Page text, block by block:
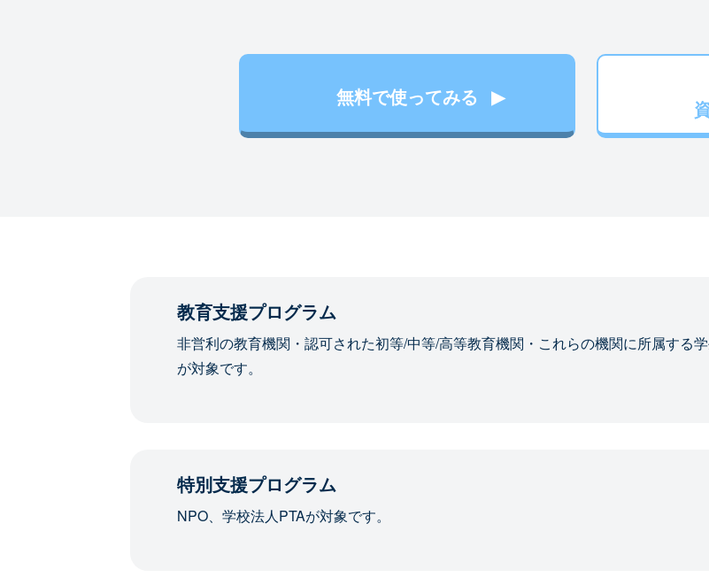
無料で使ってみる
教育支援プログラム
非営利の教育機関・認可された初等/中等/高等教育機関・これらの機関に所属する
が対象です。
特別支援プログラム
NPO、学校法人PTAが対象です。